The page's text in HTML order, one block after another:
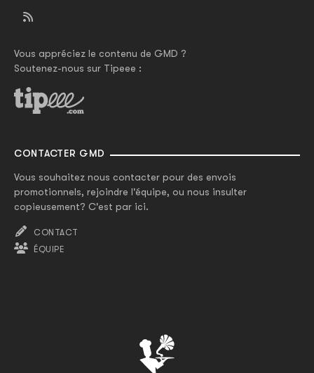
Vous appréciez le contenu de GMD ?
Soutenez-nous sur Tipeee :
CONTACTER GMD
Vous souhaitez nous contacter pour des envois
promotionnels, rejoindre l'équipe, ou nous insulter
copieusement? C'est par ici.
CONTACT
ÉQUIPE